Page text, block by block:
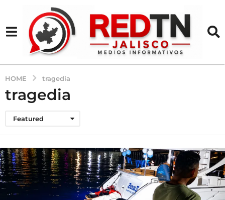
HOME tragedia
tragedia
Featured